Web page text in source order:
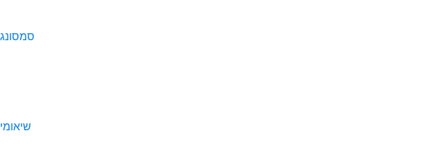
סמסונג
שיאומי